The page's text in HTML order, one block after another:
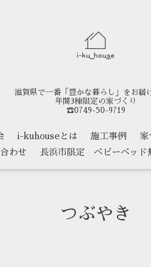
滋賀県で一番「豊かな暮らし」をお届
年間3棟限定の家づくり
☎0749-50-9719
i-kuhouseとは 施工事例 家
わせ
長浜市限定 ベビーベッド
つぶやき